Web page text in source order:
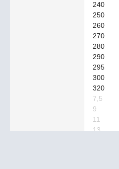
240
250
260
270
280
290
295
300
320
7,5
9
11
13